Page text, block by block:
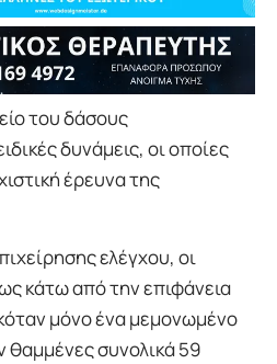
του δάσους
δυνάμεις, οι οποίες
έρευνα της
ελέγχου, οι
κάτω από την επιφάνεια
μόνο ένα μεμονωμένο
θαμμένες συνολικά 59